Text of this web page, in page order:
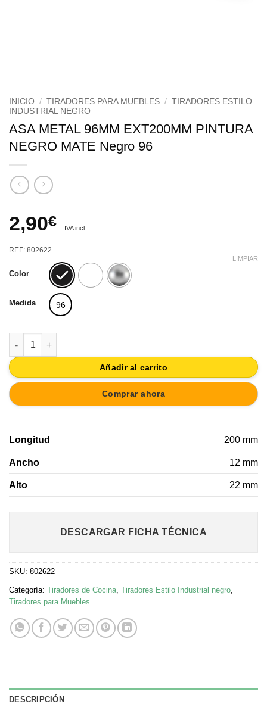
INICIO / TIRADORES PARA MUEBLES / TIRADORES ESTILO
INDUSTRIAL NEGRO
ASA METAL 96MM EXT200MM PINTURA
NEGRO MATE Negro 96
2,90€ IVA incl.
REF: 802622
Color
Medida 96
LIMPIAR
ASA METAL 96MM EXT200MM PINTURA NEGRO MATE cantidad
Añadir al carrito
Comprar ahora
Longitud 200 mm
Ancho 12 mm
Alto 22 mm
DESCARGAR FICHA TÉCNICA
SKU: 802622
Categoría: Tiradores de Cocina Tiradores Estilo Industrial negro
Tiradores para Muebles
DESCRIPCIÓN